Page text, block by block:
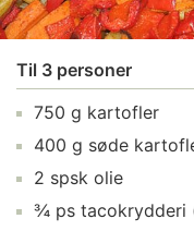
Til 3 personer
750 g kartofler
400 g søde
2 spsk olie
¾ ps tacokrydderi